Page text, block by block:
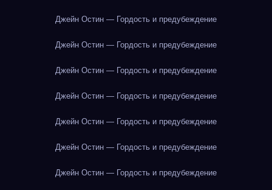
Джейн Остин — Гордость и предубеждение
Джейн Остин — Гордость и предубеждение
Джейн Остин — Гордость и предубеждение
Джейн Остин — Гордость и предубеждение
Джейн Остин — Гордость и предубеждение
Джейн Остин — Гордость и предубеждение
Джейн Остин — Гордость и предубеждение